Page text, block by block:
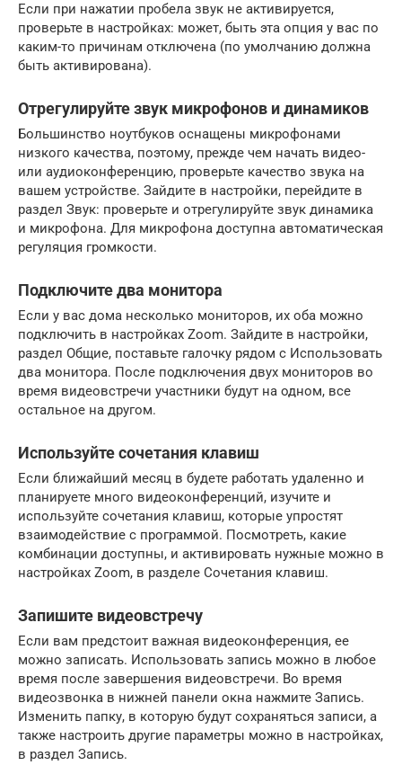
Если при нажатии пробела звук не активируется,
проверьте в настройках: может, быть эта опция у вас по
каким-то причинам отключена (по умолчанию должна
быть активирована).
Отрегулируйте звук микрофонов и динамиков
Большинство ноутбуков оснащены микрофонами
низкого качества, поэтому, прежде чем начать видео-
или аудиоконференцию, проверьте качество звука на
вашем устройстве. Зайдите в настройки, перейдите в
раздел Звук: проверьте и отрегулируйте звук динамика
и микрофона. Для микрофона доступна автоматическая
регуляция громкости.
Подключите два монитора
Если у вас дома несколько мониторов, их оба можно
подключить в настройках Zoom. Зайдите в настройки,
раздел Общие, поставьте галочку рядом с Использовать
два монитора. После подключения двух мониторов во
время видеовстречи участники будут на одном, все
остальное на другом.
Используйте сочетания клавиш
Если ближайший месяц в будете работать удаленно и
планируете много видеоконференций, изучите и
используйте сочетания клавиш, которые упростят
взаимодействие с программой. Посмотреть, какие
комбинации доступны, и активировать нужные можно в
настройках Zoom, в разделе Сочетания клавиш.
Запишите видеовстречу
Если вам предстоит важная видеоконференция, ее
можно записать. Использовать запись можно в любое
время после завершения видеовстречи. Во время
видеозвонка в нижней панели окна нажмите Запись.
Изменить папку, в которую будут сохраняться записи, а
также настроить другие параметры можно в настройках,
в раздел Запись.